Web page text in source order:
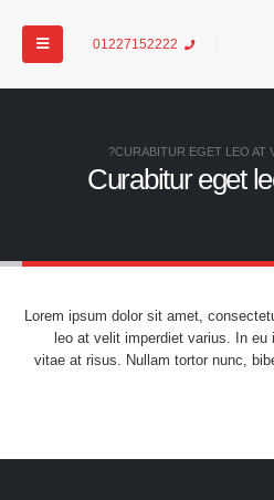
01227152222
CURABITUR EGET LEO AT
Curabitur eget
Lorem ipsum dolor sit amet,
leo at velit imperdiet varius. In
vitae at risus. Nullam tortor nunc,